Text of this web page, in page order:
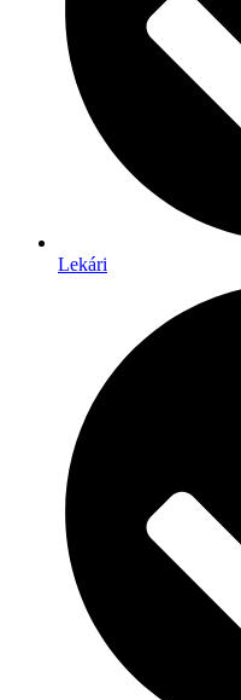
Lekári